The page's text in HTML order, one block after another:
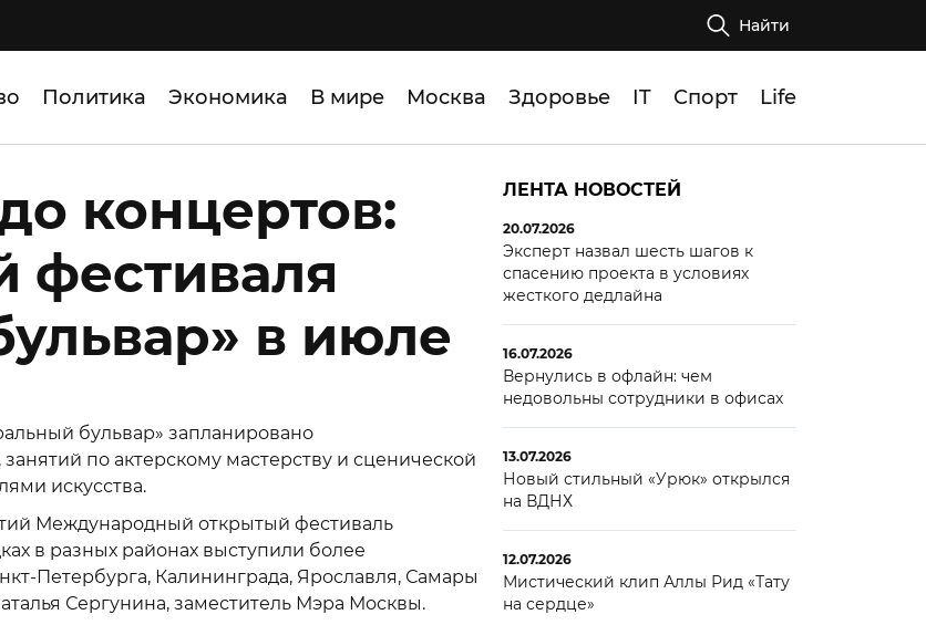
Найти
Политика Экономика В мире Москва Здоровье IT Спорт Life
концертов:
фестиваля
в июле
бульвар» запланировано
по актерскому мастерству и сценической
искусства.
Международный открытый фестиваль
в разных районах выступили более
Петербурга, Калининграда, Ярославля, Самары
Сергунина, заместитель Мэра Москвы.
ЛЕНТА НОВОСТЕЙ
20.07.2026
Эксперт назвал шесть шагов к
спасению проекта в условиях
жесткого дедлайна
16.07.2026
Вернулись в офлайн: чем
недовольны сотрудники в офисах
13.07.2026
Новый стильный «Урюк» открылся
на ВДНХ
12.07.2026
Мистический клип Аллы Рид «Тату
на сердце»